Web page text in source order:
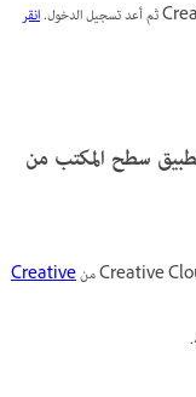
انقر
تطبيق سطح المكتب من
Creative